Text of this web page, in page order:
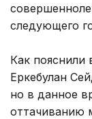
следующего
Как пояснили
Еркебулан
но в данное
оттачиванию